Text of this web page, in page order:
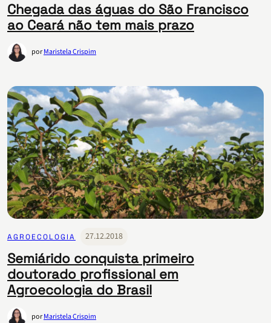
Chegada das águas do São Francisco
ao Ceará não tem mais prazo
porMaristela Crispim
AGROECOLOGIA 27.12.2018
Semiárido conquista primeiro
doutorado profissional em
Agroecologia do Brasil
porMaristela Crispim